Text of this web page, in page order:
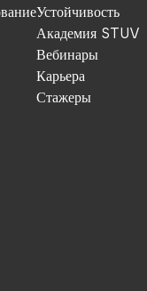
Устойчивость
Академия STUV
Вебинары
Карьера
Стажеры